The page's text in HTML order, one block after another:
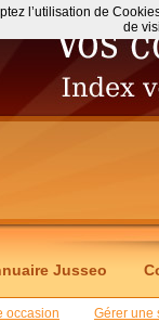
Jusseo
occasion Gérer une
l’utilisation de
de